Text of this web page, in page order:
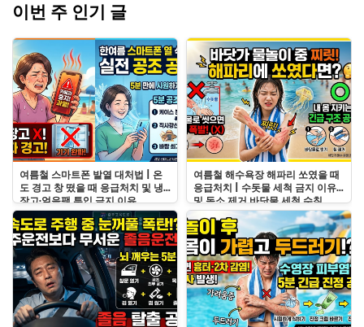
이번 주 인기 글
여름철 스마트폰 발열 대처법 | 온
도 경고 창 떴을 때 응급처치 및 냉
장고·얼음팩 투입 금지 이유
여름철 해수욕장 해파리 쏘였을 때
응급처치 | 수돗물 세척 금지 이유
및 독소 제거 바닷물 세척 수칙